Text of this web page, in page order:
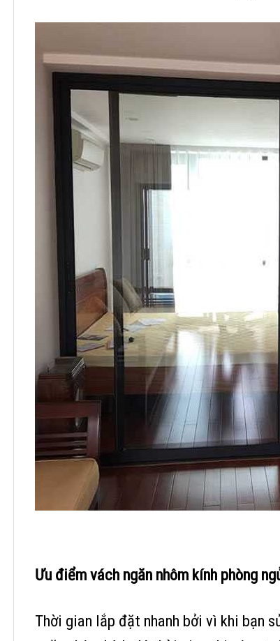
Ưu điểm vách ngăn nhôm kính phòng
Thời gian lắp đặt nhanh bởi vì khi bạn